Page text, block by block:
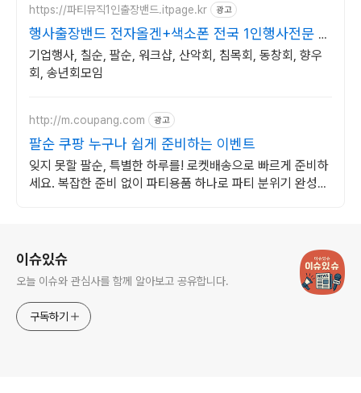
https://파티뮤직1인출장밴드.itpage.kr 광고
행사출장밴드 전자올겐+색소폰 전국 1인행사전문 밴
드마스터
기업행사, 칠순, 팔순, 워크샵, 산악회, 침목회, 동창회, 향우
회, 송년회모임
http://m.coupang.com 광고
팔순 쿠팡 누구나 쉽게 준비하는 이벤트
잊지 못할 팔순, 특별한 하루를! 로켓배송으로 빠르게 준비하
세요. 복잡한 준비 없이 파티용품 하나로 파티 분위기 완성하
이슈있슈
오늘 이슈와 관심사를 함께 알아보고 공유합니다.
구독하기